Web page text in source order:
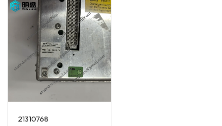
21310768